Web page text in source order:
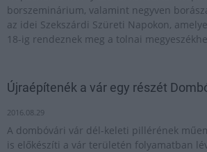
borszeminárium, valamint negyven
az idei Szekszárdi Szüreti Napokon,
18-ig rendeznek meg a tolnai
Újraépítenék a vár egy részét
2016.08.29
A dombóvári vár dél-keleti pillérének
is előkészíti a vár területén folyamatban